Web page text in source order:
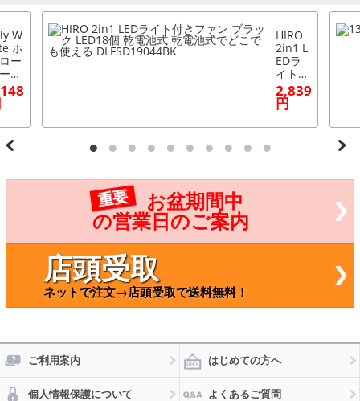
W
ホ
ー
ル
ン
T
L
HIRO
2in1 L
EDラ
イト付
きファ
ン ブ
ラック
LED18
式でど
BK
2,839
円
重要
お盆期間中
の営業日のご案内
店頭受取
ネットで注文→店頭受取で送料無料！
ご利用案内 はじめての方へ
個人情報保護について よくあるご質問